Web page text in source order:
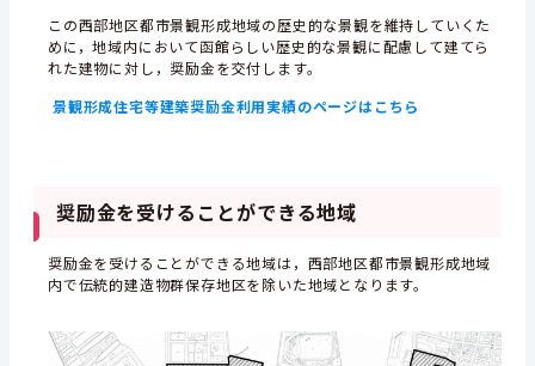
この西部地区都市景観形成地域の歴史的な景観を維持していくた
めに，地域内において函館らしい歴史的な景観に配慮して建てら
れた建物に対し，奨励金を交付します。
景観形成住宅等建築奨励金利用実績のページはこちら
奨励金を受けることができる地域
奨励金を受けることができる地域は，西部地区都市景観形成地域
内で伝統的建造物群保存地区を除いた地域となります。